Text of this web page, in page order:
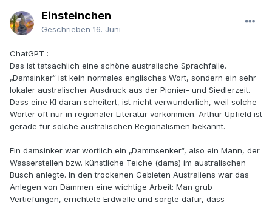
Einsteinchen
Geschrieben 16. Juni
ChatGPT :
Das ist tatsächlich eine schöne australische Sprachfalle.
„Damsinker“ ist kein normales englisches Wort, sondern ein sehr
lokaler australischer Ausdruck aus der Pionier- und Siedlerzeit.
Dass eine KI daran scheitert, ist nicht verwunderlich, weil solche
Wörter oft nur in regionaler Literatur vorkommen. Arthur Upfield ist
gerade für solche australischen Regionalismen bekannt.
Ein damsinker war wörtlich ein „Dammsenker“, also ein Mann, der
Wasserstellen bzw. künstliche Teiche (dams) im australischen
Busch anlegte. In den trockenen Gebieten Australiens war das
Anlegen von Dämmen eine wichtige Arbeit: Man grub
Vertiefungen, errichtete Erdwälle und sorgte dafür, dass